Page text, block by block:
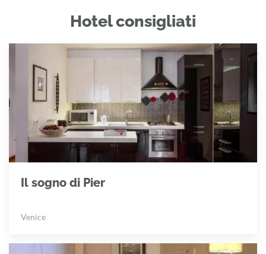
Hotel consigliati
Il sogno di Pier
Venice